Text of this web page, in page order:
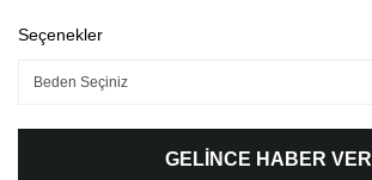
Seçenekler
GELİNCE HABER VER